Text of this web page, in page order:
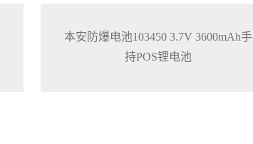
本安防爆电池103450 3.7V 3600mAh手
持POS锂电池